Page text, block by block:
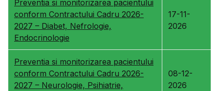
Preventia si monitorizarea pacientului
conform Contractului Cadru 2026-
2027 – Diabet, Nefrologie,
Endocrinologie
17-11-
2026
Preventia si monitorizarea pacientului
conform Contractului Cadru 2026-
2027 – Neurologie, Psihiatrie,
08-12-
2026